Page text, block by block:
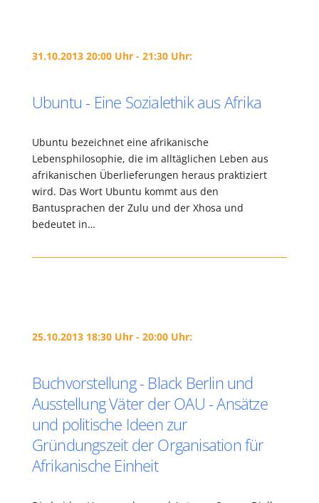
31.10.2013 20:00 Uhr - 21:30 Uhr:
Ubuntu - Eine Sozialethik aus Afrika
Ubuntu bezeichnet eine afrikanische
Lebensphilosophie, die im alltäglichen Leben aus
afrikanischen Überlieferungen heraus praktiziert
wird. Das Wort Ubuntu kommt aus den
Bantusprachen der Zulu und der Xhosa und
bedeutet in…
25.10.2013 18:30 Uhr - 20:00 Uhr:
Buchvorstellung - Black Berlin und
Ausstellung Väter der OAU - Ansätze
und politische Ideen zur
Gründungszeit der Organisation für
Afrikanische Einheit